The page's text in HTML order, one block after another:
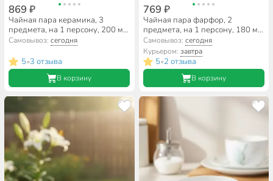
869 ₽
Чайная пара керамика, 3
предмета, на 1 персону, 200 мл,
Улыбнись, B060509, в
ассортименте
Самовывоз:сегодня
5•3 отзыва
В корзину
769 ₽
Чайная пара фарфор, 2
предмета, на 1 персону, 180 мл,
Lefard, Астрономия, 86-2558
Самовывоз: сегодня
Курьером: завтра
5•2 отзыва
В корзину